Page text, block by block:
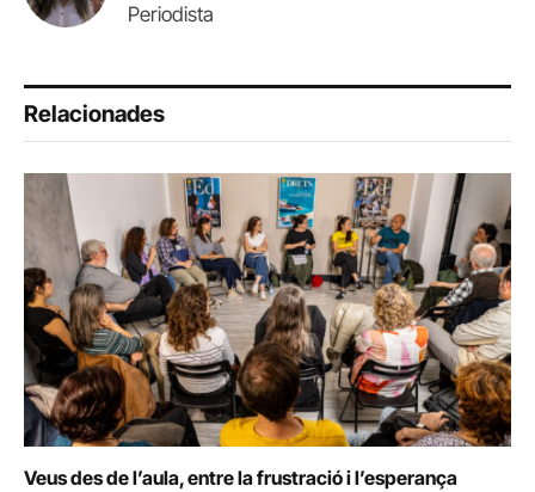
Periodista
Relacionades
Veus des de l’aula, entre la frustració i l’esperança